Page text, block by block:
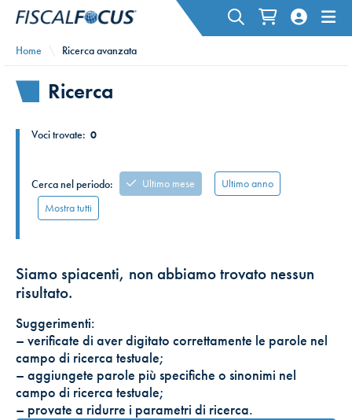
Home Ricerca avanzata
Ricerca
Voci trovate: 0
Cerca nel periodo: Ultimo mese
Ultimo anno
Mostra tutti
Siamo spiacenti, non abbiamo trovato nessun
risultato.
Suggerimenti:
– verificate di aver digitato correttamente le parole nel
campo di ricerca testuale;
– aggiungete parole più specifiche o sinonimi nel
campo di ricerca testuale;
– provate a ridurre i parametri di ricerca.